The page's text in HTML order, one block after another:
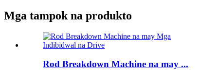
Mga tampok na produkto
Rod Breakdown Machine na may ...